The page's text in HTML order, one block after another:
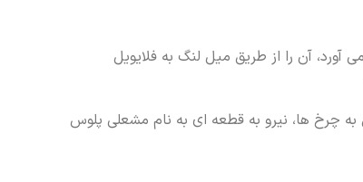
آورد، آن را از طریق میل لنگ به فلایویل
چرخ ها، نیرو به قطعه ای به نام مشعلی پلوس